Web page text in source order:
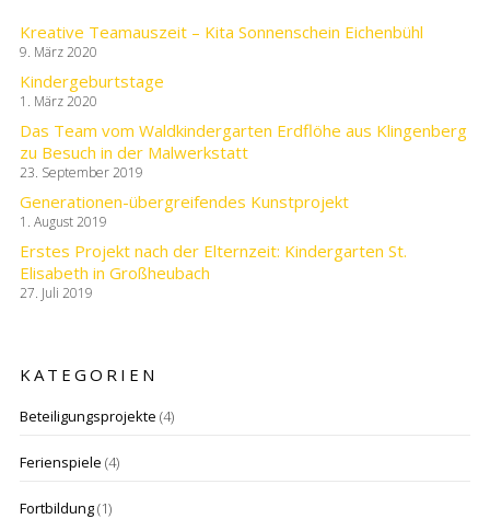
Kreative Teamauszeit – Kita Sonnenschein Eichenbühl
9. März 2020
Kindergeburtstage
1. März 2020
Das Team vom Waldkindergarten Erdflöhe aus Klingenberg
zu Besuch in der Malwerkstatt
23. September 2019
Generationen-übergreifendes Kunstprojekt
1. August 2019
Erstes Projekt nach der Elternzeit: Kindergarten St.
Elisabeth in Großheubach
27. Juli 2019
KATEGORIEN
Beteiligungsprojekte (4)
Ferienspiele (4)
Fortbildung(1)